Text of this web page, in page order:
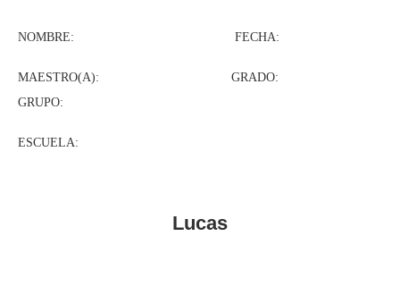
NOMBRE: FECHA:
MAESTRO(A): GRADO:
GRUPO:
ESCUELA:
Lucas